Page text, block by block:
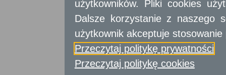
Sprawy komunikacyjne
Udostępnianie informacji publicznej
Urząd Stanu Cywilnego
Usługi
użytkowników. Pliki cookies
Dalsze korzystanie z naszego
użytkownik akceptuje stosowanie
Przeczytaj politykę prywatności
Przeczytaj politykę cookies